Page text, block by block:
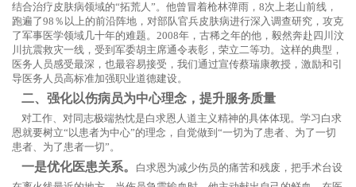
结合治疗皮肤病领域的“拓荒人”。他曾冒着枪林弹雨，8次上老山前线，
跑遍了98％以上的前沿阵地，对部队官兵皮肤病进行深入调查研究，攻克
了军事医学领域几十年的难题。2008年，古稀之年的他，毅然奔赴四川汶
川抗震救灾一线，受到军委胡主席通令表彰，荣立二等功。这样的典型，
医务人员感受最深，也最容易接受，我们通过宣传蔡瑞康教授，激励和引
导医务人员高标准加强职业道德建设。
二、强化以伤病员为中心理念，提升服务质量
对工作、对同志极端热忱是白求恩人道主义精神的具体体现。学习白求
恩就要树立“以患者为中心”的理念，自觉做到“一切为了患者、为了一切
患者、为了患者一切”。
一是优化医患关系。
白求恩为减少伤员的痛苦和残废，把手术台设